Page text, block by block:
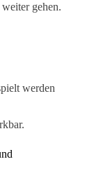
gehen.
werden